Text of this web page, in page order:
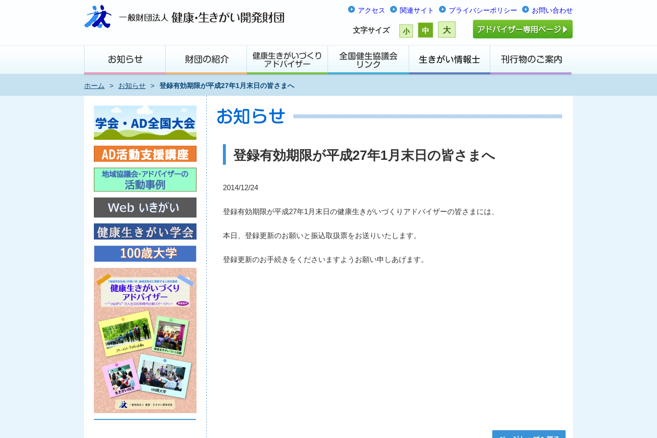
お問い合わせ
プライバシーポリシー
関連サイト
アクセス
文字サイズ 小 中 大
ホーム > お知らせ > 登録有効期限が平成27年1月末日の皆さまへ
登録有効期限が平成27年1月末日の皆さまへ
2014/12/24
登録有効期限が平成27年1月末日の健康生きがいづくりアドバイザーの皆さまには、
本日、登録更新のお願いと振込取扱票をお送りいたします。
登録更新のお手続きをくださいますようお願い申しあげます。